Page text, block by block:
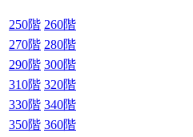
250階 260階
270階 280階
290階 300階
310階 320階
330階 340階
350階 360階